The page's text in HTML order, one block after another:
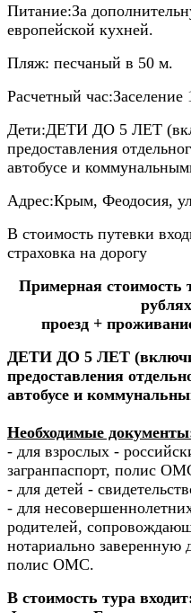
Питание:За
европейской кухней.
Пляж: песчаный в 50 м.
Расчетный час:Заселение
Дети:ДЕТИ ДО 5 ЛЕТ
предоставления
автобусе и
Адрес:Крым, Феодосия,
В стоимость путевки
страховка на дорогу
Примерная стоимость
проезд +
ДЕТИ ДО 5 ЛЕТ
предоставления
автобусе и
Необходимые
- для взрослых -
загранпаспорт, полис
- для детей -
- для
родителей,
нотариально заверенную
полис ОМС.
В стоимость тура